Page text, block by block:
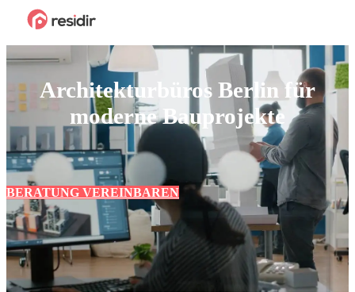
Architekturbüros Berlin für
moderne Bauprojekte
BERATUNG VEREINBAREN